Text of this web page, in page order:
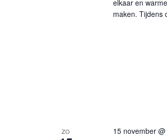
elkaar en
maken. Tijdens
ZO 15 november